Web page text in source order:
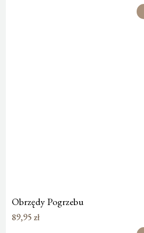
Obrzędy Pogrzebu
89,95 zł